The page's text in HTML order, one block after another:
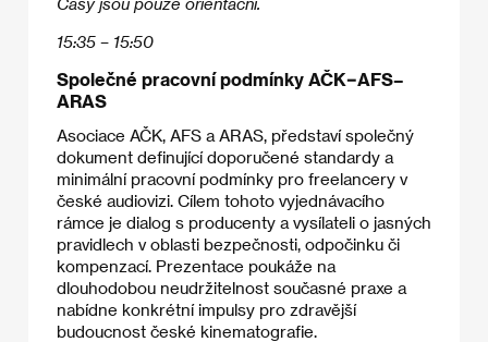
15:35 – 15:50
Společné pracovní podmínky AČK–AFS–
ARAS
Asociace AČK, AFS a ARAS, představí společný
dokument definující doporučené standardy a
minimální pracovní podmínky pro freelancery v
české audiovizi. Cílem tohoto vyjednávacího
rámce je dialog s producenty a vysílateli o jasných
pravidlech v oblasti bezpečnosti, odpočinku či
kompenzací. Prezentace poukáže na
dlouhodobou neudržitelnost současné praxe a
nabídne konkrétní impulsy pro zdravější
budoucnost české kinematografie.